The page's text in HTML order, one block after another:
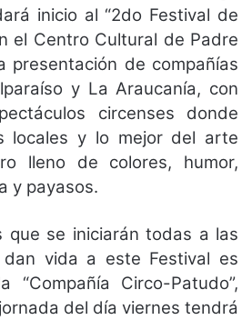
inicio al “2do Festival de
el Centro Cultural de Padre
presentación de compañías
y La Araucanía, con
circenses donde
locales y lo mejor del arte
lleno de colores, humor,
y payasos.
que se iniciarán todas a las
vida a este Festival es
“Compañía Circo-Patudo”,
del día viernes tendrá